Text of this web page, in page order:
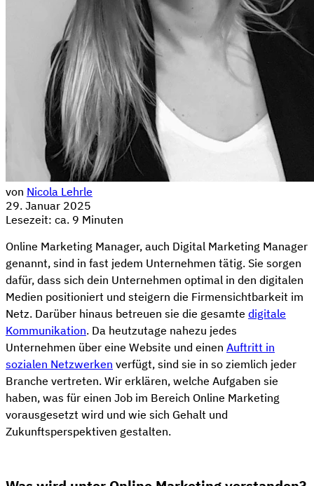
von Nicola Lehrle
29. Januar 2025
Lesezeit: ca. 9 Minuten
Online Marketing Manager, auch Digital Marketing Manager
genannt, sind in fast jedem Unternehmen tätig. Sie sorgen
dafür, dass sich dein Unternehmen optimal in den digitalen
Medien positioniert und steigern die Firmensichtbarkeit im
Netz. Darüber hinaus betreuen sie die gesamte digitale
Kommunikation. Da heutzutage nahezu jedes
Unternehmen über eine Website und einen Auftritt in
sozialen Netzwerken verfügt, sind sie in so ziemlich jeder
Branche vertreten. Wir erklären, welche Aufgaben sie
haben, was für einen Job im Bereich Online Marketing
vorausgesetzt wird und wie sich Gehalt und
Zukunftsperspektiven gestalten.